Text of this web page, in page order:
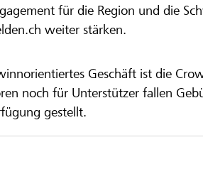
für die Region und die
weiter stärken.
Geschäft ist die
noch für Unterstützer fallen
gestellt.